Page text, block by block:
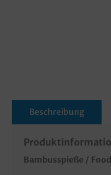
Beschreibung
Bambusspieße /